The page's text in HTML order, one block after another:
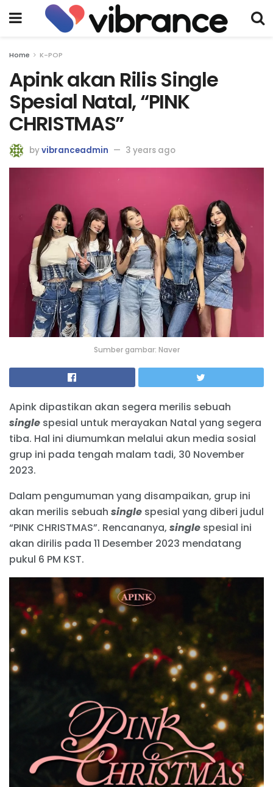
Home K-POP
Apink akan Rilis Single
Spesial Natal, “PINK
CHRISTMAS”
byvibranceadmin 3 years ago
Sumber gambar: Naver
Apink dipastikan akan segera merilis sebuah
single spesial untuk merayakan Natal yang segera
tiba. Hal ini diumumkan melalui akun media sosial
grup ini pada tengah malam tadi, 30 November
2023.
Dalam pengumuman yang disampaikan, grup ini
akan merilis sebuah single spesial yang diberi judul
“PINK CHRISTMAS”. Rencananya, single spesial ini
akan dirilis pada 11 Desember 2023 mendatang
pukul 6 PM KST.